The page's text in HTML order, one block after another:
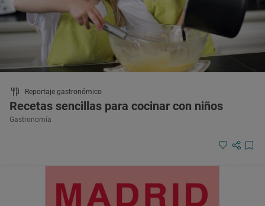
Reportaje gastronómico
Recetas sencillas para cocinar con niños
Gastronomía